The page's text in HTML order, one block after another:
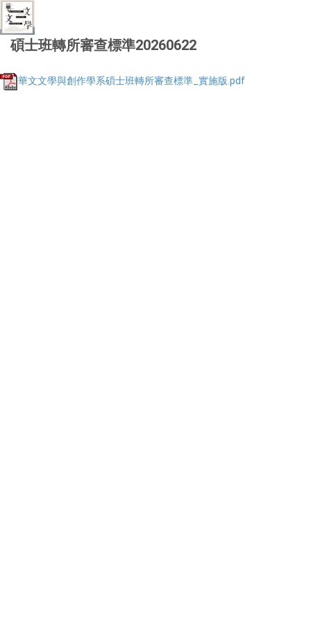
碩士班轉所審查標準20260622
華文文學與創作學系碩士班轉所審查標準_實施版.pdf